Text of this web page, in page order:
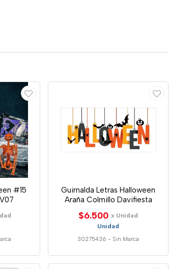
#15
Guirnalda Letras Halloween
Araña Colmillo Davifiesta
$6.500 x Unidad
Unidad
30275436 - Sin Marca